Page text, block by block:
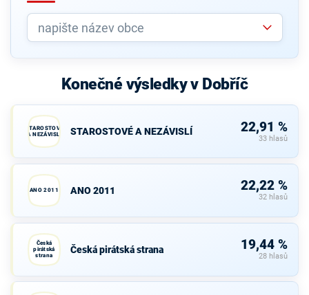
Konečné výsledky v Dobříč
STAROSTOVÉ
A NEZÁVISLÍ
STAROSTOVÉ A NEZÁVISLÍ 22,91 %
33 hlasů
ANO 2011 ANO 2011 22,22 %
32 hlasů
Česká
pirátská
strana
Česká pirátská strana 19,44 %
28 hlasů